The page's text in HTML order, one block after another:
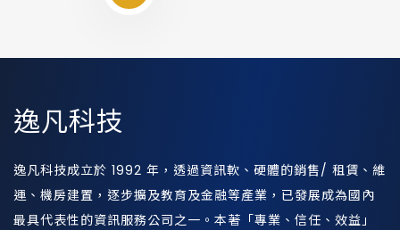
逸凡科技
逸凡科技成立於 1992 年，透過資訊軟、硬體的銷售/ 租賃、維
運、機房建置，逐步擴及教育及金融等產業，已發展成為國內
最具代表性的資訊服務公司之一。本著「專業、信任、效益」